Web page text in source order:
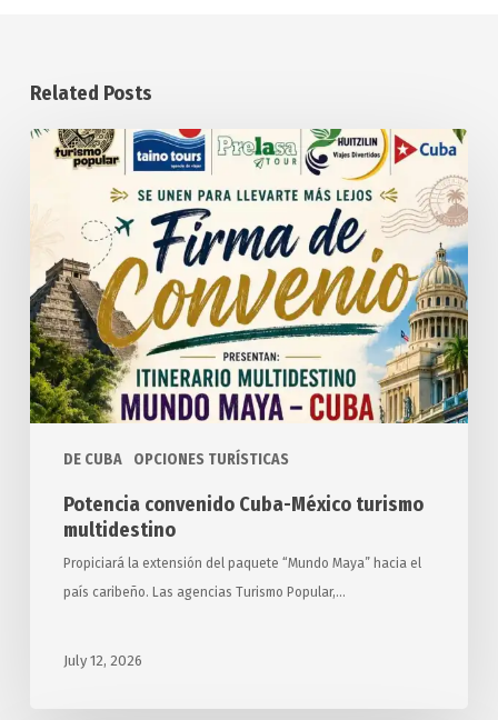
Related Posts
DE CUBA OPCIONES TURÍSTICAS
Potencia
convenido
turismo
multidestino
Potencia convenido Cuba-México turismo
multidestino
Propiciará la extensión del paquete “Mundo Maya” hacia el
país caribeño. Las agencias Turismo Popular,…
July 12, 2026